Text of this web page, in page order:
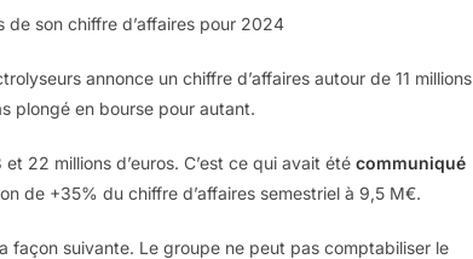
son chiffre d’affaires pour 2024
annonce un chiffre d’affaires autour de 11 millions
plongé en bourse pour autant.
22 millions d’euros. C’est ce qui avait été communiqué
de +35% du chiffre d’affaires semestriel à 9,5 M€.
façon suivante. Le groupe ne peut pas comptabiliser le